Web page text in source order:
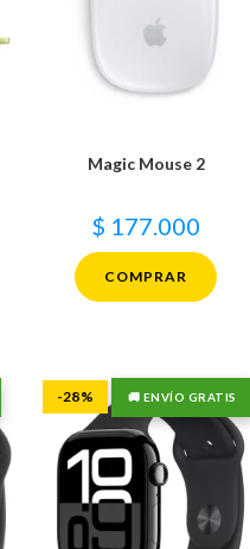
Magic Mouse 2
$ 177.000
COMPRAR
🚚 ENVÍO GRATIS
-28%